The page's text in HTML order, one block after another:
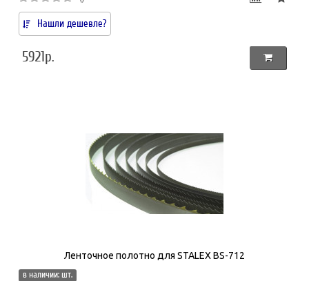
Нашли дешевле?
5921р.
Ленточное полотно для STALEX BS-712
в наличии: шт.